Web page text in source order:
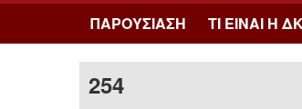
ΠΑΡΟΥΣΊΑΣΗ ΤΙ ΕΊΝΑΙ Η
254